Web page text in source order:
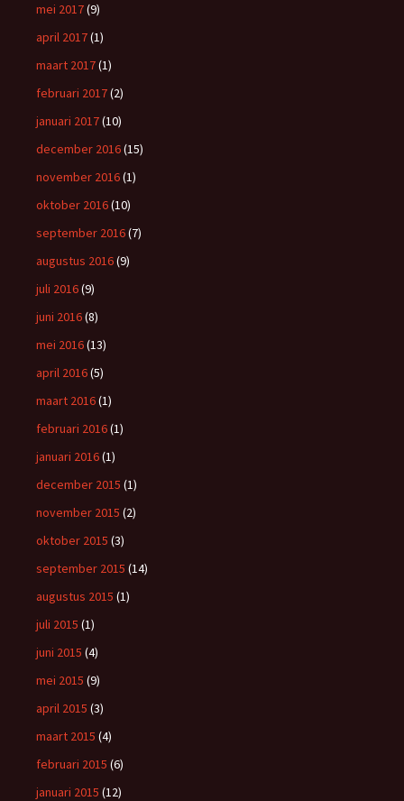
mei 2017(9)
april 2017(1)
maart 2017(1)
februari 2017(2)
januari 2017(10)
december 2016(15)
november 2016(1)
oktober 2016(10)
september 2016(7)
augustus 2016(9)
juli 2016(9)
juni 2016(8)
mei 2016(13)
april 2016(5)
maart 2016(1)
februari 2016(1)
januari 2016(1)
december 2015 (1)
november 2015 (2)
oktober 2015 (3)
september 2015 (14)
augustus 2015 (1)
juli 2015 (1)
juni 2015 (4)
mei 2015 (9)
april 2015 (3)
maart 2015 (4)
februari 2015 (6)
januari 2015 (12)